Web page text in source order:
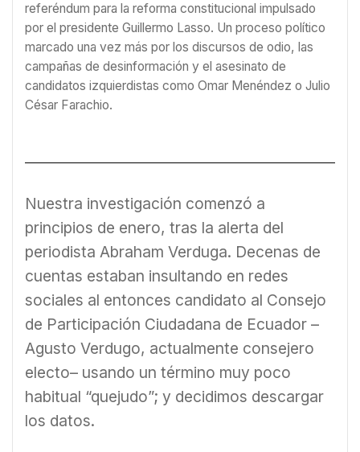
referéndum para la reforma constitucional impulsado
por el presidente Guillermo Lasso. Un proceso político
marcado una vez más por los discursos de odio, las
campañas de desinformación y el asesinato de
candidatos izquierdistas como Omar Menéndez o Julio
César Farachio.
Nuestra investigación comenzó a
principios de enero, tras la alerta del
periodista Abraham Verduga. Decenas de
cuentas estaban insultando en redes
sociales al entonces candidato al Consejo
de Participación Ciudadana de Ecuador –
Agusto Verdugo, actualmente consejero
electo– usando un término muy poco
habitual “quejudo”; y decidimos descargar
los datos.